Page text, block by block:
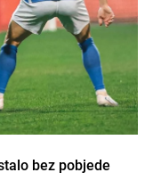
bez pobjede